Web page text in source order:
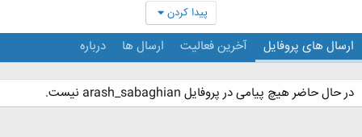
پیدا کردن
ارسال های پروفایل آخرین فعالیت ارسال ها درباره
در حال حاضر هیچ پیامی در پروفایل arash_sabaghian نیست.